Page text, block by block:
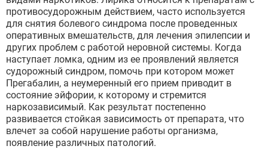
противосудорожным действием, часто используется
для снятия болевого синдрома после проведенных
оперативных вмешательств, для лечения эпилепсии и
других проблем с работой неровной системы. Когда
наступает ломка, одним из ее проявлений является
судорожный синдром, помочь при котором может
Прегабалин, а неумеренный его прием приводит в
состояние эйфории, к которому и стремится
наркозависимый. Как результат постепенно
развивается стойкая зависимость от препарата, что
влечет за собой нарушение работы организма,
появление различных патологий.